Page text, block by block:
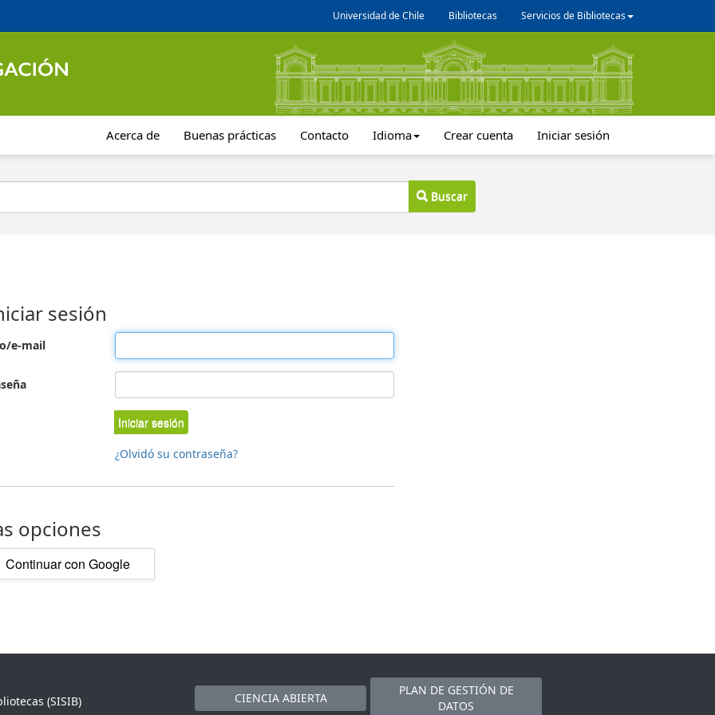
Universidad de Chile Bibliotecas Servicios de Bibliotecas
Acerca de Buenas prácticas Contacto Idioma Crear cuenta Iniciar sesión
Buscar
sesión
e-mail
Iniciar sesión
¿Olvidó su contraseña?
opciones
Continuar con Google
(SISIB)
CIENCIA ABIERTA
PLAN DE GESTIÓN DE
DATOS